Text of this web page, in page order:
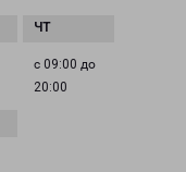
с 09:00 до
20:00